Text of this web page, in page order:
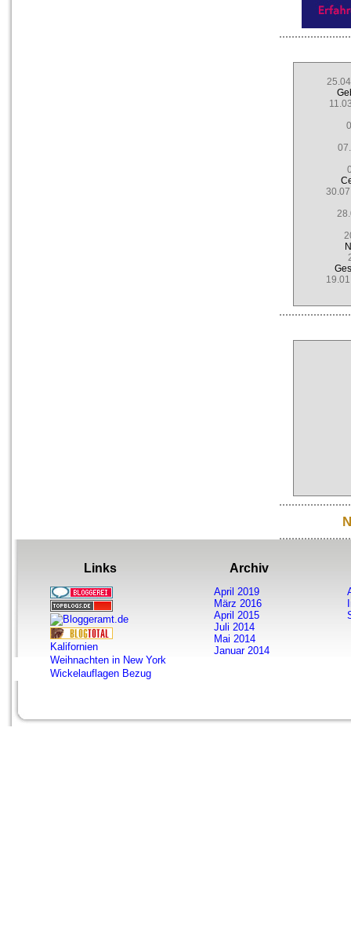
Links
Kalifornien
Weihnachten in New York
Wickelauflagen Bezug
Archiv
April 2019
März 2016
April 2015
Juli 2014
Mai 2014
Januar 2014